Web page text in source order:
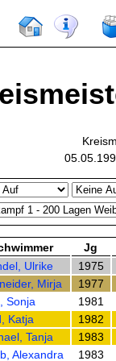
Jg
Ulrike
1975
Mirja
1977
Sonja
1981
Katja
1982
Tanja
1983
Alexandra 1983